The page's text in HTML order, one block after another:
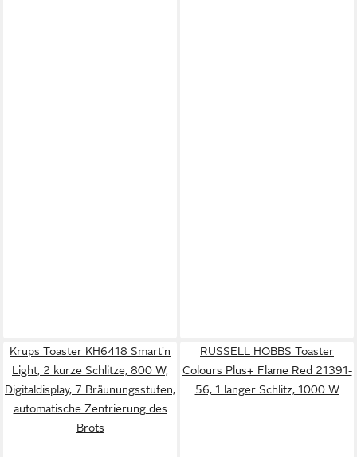
Krups Toaster KH6418 Smart'n
Light, 2 kurze Schlitze, 800 W,
Digitaldisplay, 7 Bräunungsstufen,
automatische Zentrierung des
Brots
RUSSELL HOBBS Toaster
Colours Plus+ Flame Red 21391-
56, 1 langer Schlitz, 1000 W